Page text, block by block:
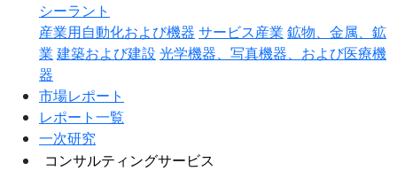
シーラント
産業用自動化および機器 サービス産業 鉱物、金属、鉱
業 建築および建設 光学機器、写真機器、および医療機
器
市場レポート
レポート一覧
一次研究
コンサルティングサービス